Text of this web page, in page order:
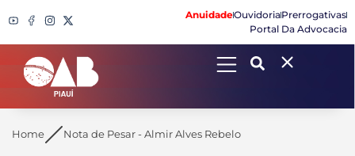
AnuidadeOuvidoriaPrerrogativas
Portal Da Advocacia
Search
Home Nota de Pesar - Almir Alves Rebelo